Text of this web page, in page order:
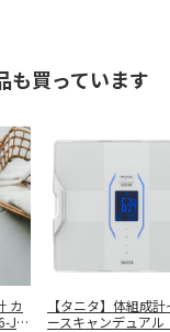
も買っています
カ
JW
【タニタ】体組成
ースキャンデュアル